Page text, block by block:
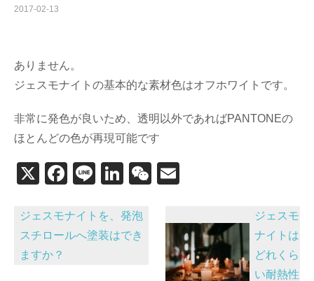
2017-02-13
ありません。
ジェスモナイトの基本的な素材色はオフホワイトです。
非常に発色が良いため、透明以外であればPANTONEの
ほとんどの色が再現可能です
X
F
c
e
Li
e
Li
k
e
W
C
at
ail
投
稿
ナ
ジェスモナイトを、発泡
スチロールへ塗装はでき
ますか？
ジェスモ
ナイトは
どれくら
い耐熱性